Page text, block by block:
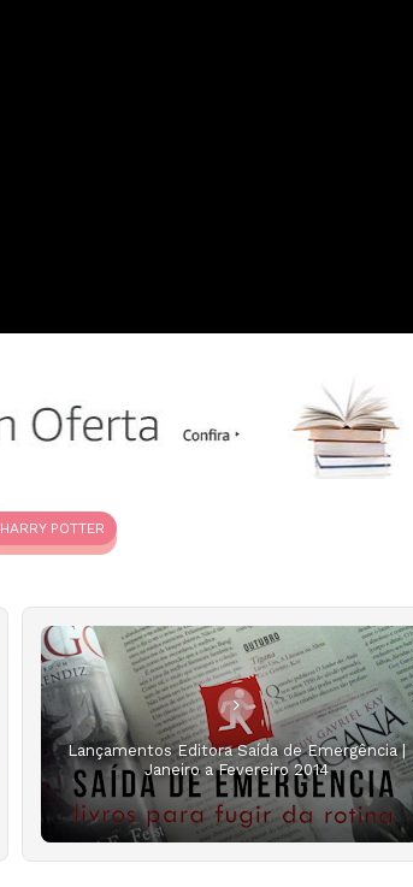
HARRY POTTER
Lançamentos Editora Saída de Emergência |
Janeiro a Fevereiro 2014